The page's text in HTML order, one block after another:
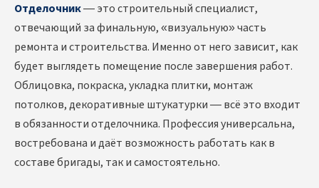
Отделочник— это строительный специалист,
отвечающий за финальную, «визуальную» часть
ремонта и строительства. Именно от него зависит, как
будет выглядеть помещение после завершения работ.
Облицовка, покраска, укладка плитки, монтаж
потолков, декоративные штукатурки — всё это входит
в обязанности отделочника. Профессия универсальна,
востребована и даёт возможность работать как в
составе бригады, так и самостоятельно.